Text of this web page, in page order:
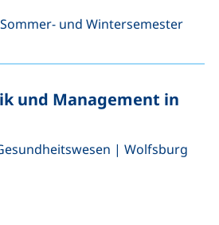
und Wintersemester
und Management in
| Wolfsburg